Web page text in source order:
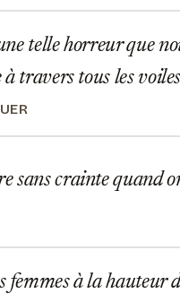
telle horreur que
travers tous les
sans crainte quand
femmes à la hauteur